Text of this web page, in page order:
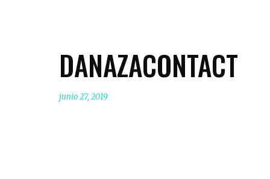
DANAZACONTACT
junio 27, 2019